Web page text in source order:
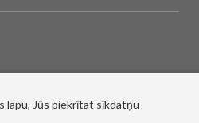
lapu, Jūs piekrītat sīkdatņu